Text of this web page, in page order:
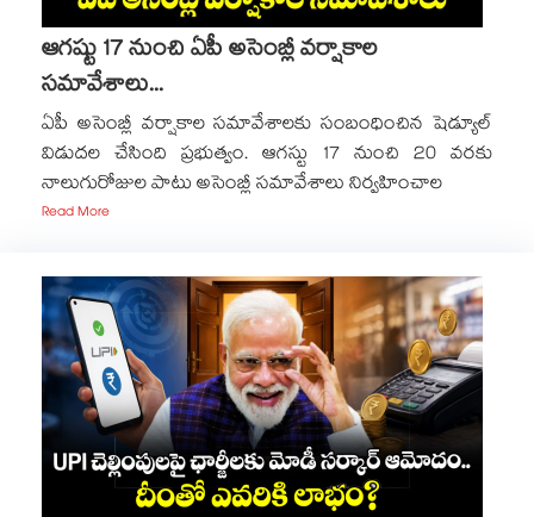
ఆగష్టు 17 నుంచి ఏపీ అసెంబ్లీ వర్షాకాల
సమావేశాలు...
ఏపీ అసెంబ్లీ వర్షాకాల సమావేశాలకు సంబంధించిన షెడ్యూల్
విడుదల చేసింది ప్రభుత్వం. ఆగస్టు 17 నుంచి 20 వరకు
నాలుగురోజుల పాటు అసెంబ్లీ సమావేశాలు నిర్వహించాల
Read More